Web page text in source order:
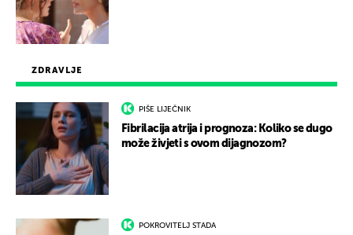
ZDRAVLJE
PIŠE LIJEČNIK
Fibrilacija atrija i prognoza: Koliko se dugo
može živjeti s ovom dijagnozom?
POKROVITELJ STADA